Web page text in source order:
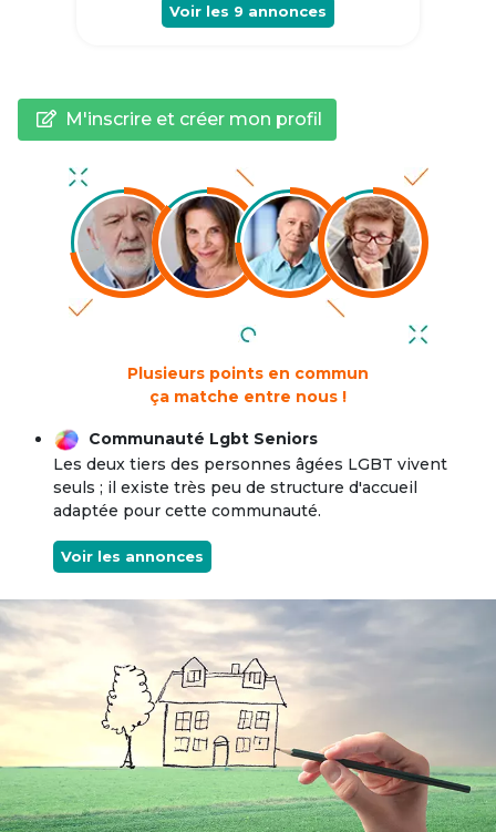
Voir les 9 annonces
M'inscrire et créer mon profil
Plusieurs points en commun
ça matche entre nous !
Communauté Lgbt Seniors
Les deux tiers des personnes âgées LGBT vivent
seuls ; il existe très peu de structure d'accueil
adaptée pour cette communauté.
Voir les annonces